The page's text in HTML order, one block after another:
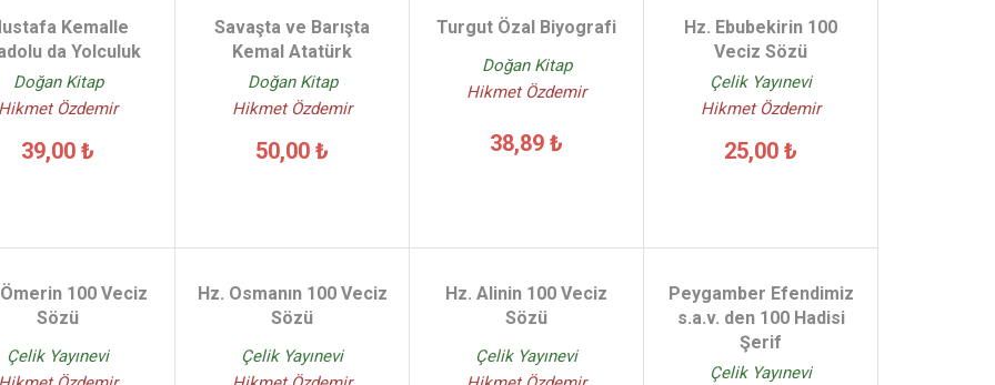
Kemalle
da Yolculuk
Doğan Kitap
Hikmet Özdemir
39,00 ₺
Savaşta ve Barışta
Kemal Atatürk
Doğan Kitap
Hikmet Özdemir
50,00 ₺
Turgut Özal Biyografi
Doğan Kitap
Hikmet Özdemir
38,89 ₺
Hz. Ebubekirin 100
Veciz Sözü
Çelik Yayınevi
Hikmet Özdemir
25,00 ₺
100 Veciz
Sözü
Çelik Yayınevi
Hz. Osmanın 100 Veciz
Sözü
Çelik Yayınevi
Hz. Alinin 100 Veciz
Sözü
Çelik Yayınevi
Peygamber Efendimiz
s.a.v. den 100 Hadisi
Şerif
Çelik Yayınevi